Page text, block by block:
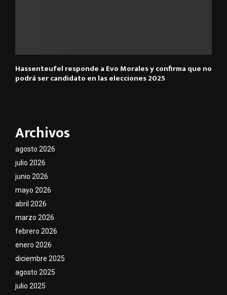
Hassenteufel responde a Evo Morales y confirma que no
podrá ser candidato en las elecciones 2025
Archivos
agosto 2026
julio 2026
junio 2026
mayo 2026
abril 2026
marzo 2026
febrero 2026
enero 2026
diciembre 2025
agosto 2025
julio 2025